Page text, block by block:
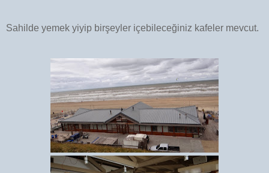
Sahilde yemek yiyip birşeyler içebileceğiniz kafeler mevcut.